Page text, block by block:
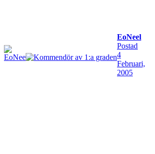
EoNeel
Postad
4
Februari,
2005